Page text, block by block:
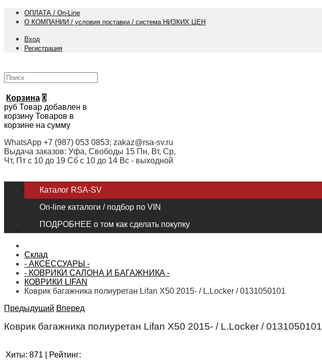
ОПЛАТА / On-Line
О КОМПАНИИ / условия поставки / система НИЗКИХ ЦЕН
Вход
Регистрация
Корзина 0
руб Товар добавлен в
корзину Товаров в
корзине на сумму
WhatsApp +7 (987) 053 0853; zakaz@rsa-sv.ru
Выдача заказов: Уфа, Свободы 15 Пн, Вт, Ср,
Чт, Пт с 10 до 19 Сб с 10 до 14 Вс - выходной
Каталог RSA-SV
On-line каталоги / подбор по VIN
ПОДРОБНЕЕ о том как сделать покупку
Склад
- АКСЕССУАРЫ -
- КОВРИКИ САЛОНА И БАГАЖНИКА -
КОВРИКИ LIFAN
Коврик багажника полиуретан Lifan Х50 2015- / L.Locker / 0131050101
Предыдущий Вперед
Коврик багажника полиуретан Lifan Х50 2015- / L.Locker / 0131050101
Хиты: 871 Рейтинг: